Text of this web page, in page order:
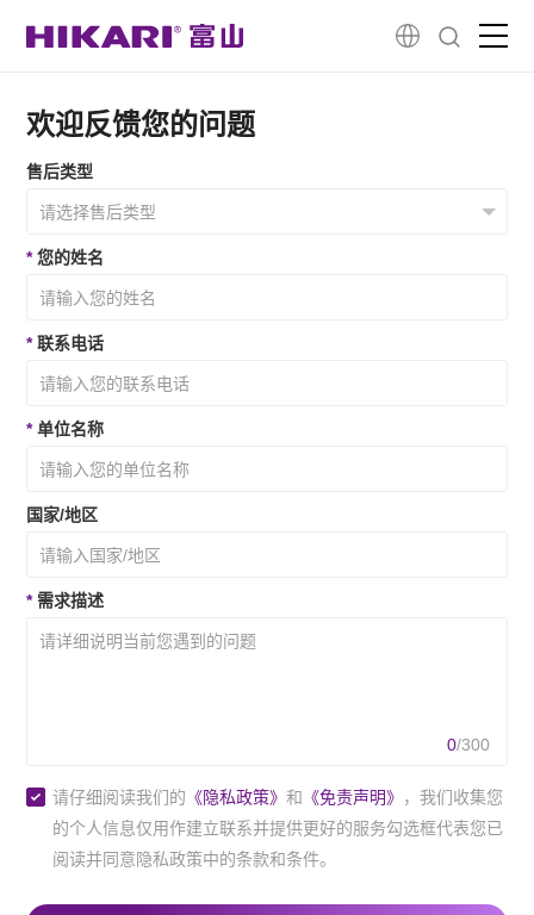
首页
新一代智能产品
创造性研发
服务与支持
联系我们
欢迎反馈您的问题
售后类型
*您的姓名
*联系电话
*单位名称
国家/地区
*需求描述
0/300
请仔细阅读我们的 《隐私政策》和 《免责声明》 ，我们收集您
的个人信息仅用作建立联系并提供更好的服务勾选框代表您已
阅读并同意隐私政策中的条款和条件。